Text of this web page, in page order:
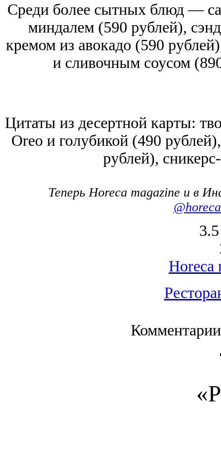
Среди более сытных блюд —
миндалем (590 рублей),
кремом из авокадо (590
и сливочным соусом
Цитаты из десертной карты:
Oreo и голубикой (490
рублей),
Теперь Horeca magazine и в
Horeca